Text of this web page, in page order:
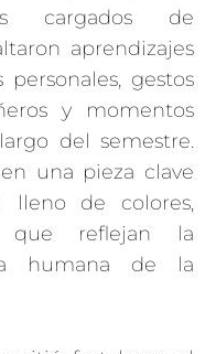
cargados de
aprendizajes
personales, gestos
y momentos
del semestre.
una pieza clave
lleno de colores,
que reflejan la
humana de la